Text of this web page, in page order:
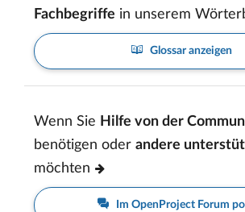
Fachbegriffe in unserem
Glossar anzeigen
Wenn Sie Hilfe von der
benötigen oder andere
möchten
Im OpenProject Forum